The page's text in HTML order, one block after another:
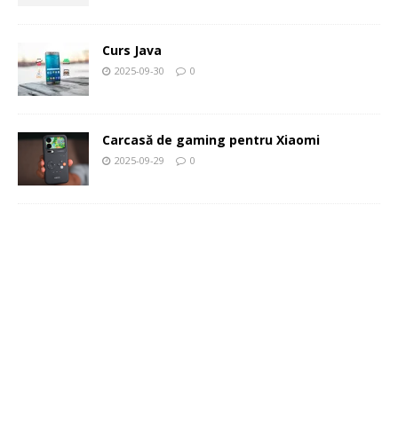
Curs Java
2025-09-30 0
Carcasă de gaming pentru Xiaomi
2025-09-29 0